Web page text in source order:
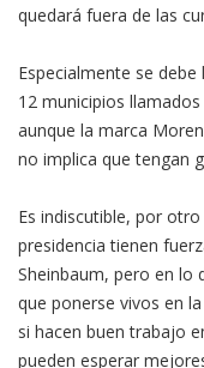
quedará fuera de las
Especialmente se
12 municipios
aunque la marca
no implica que tengan
Es indiscutible, por
presidencia tienen
Sheinbaum, pero en lo
que ponerse vivos en
si hacen buen trabajo
pueden esperar